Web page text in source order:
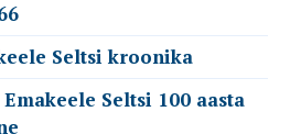
Seltsi kroonika
Seltsi 100 aasta